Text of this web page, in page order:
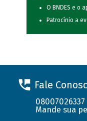
O BNDES e o
Patrocínio a
Fale
08007026337
Mande sua